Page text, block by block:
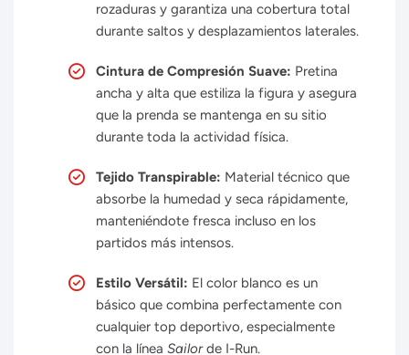
rozaduras y garantiza una cobertura total
durante saltos y desplazamientos laterales.
Cintura de Compresión Suave: Pretina
ancha y alta que estiliza la figura y asegura
que la prenda se mantenga en su sitio
durante toda la actividad física.
Tejido Transpirable: Material técnico que
absorbe la humedad y seca rápidamente,
manteniéndote fresca incluso en los
partidos más intensos.
Estilo Versátil: El color blanco es un
básico que combina perfectamente con
cualquier top deportivo, especialmente
con la línea Sailorde I-Run.